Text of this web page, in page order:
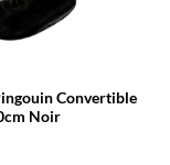
Convertible
Noir